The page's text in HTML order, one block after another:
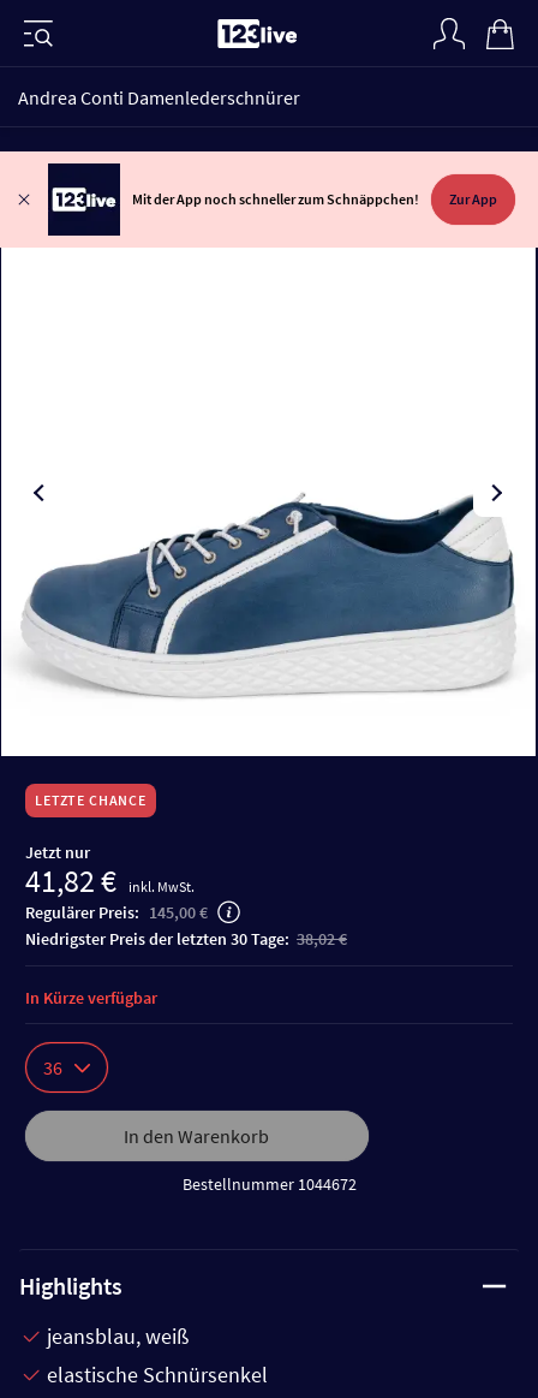
Andrea Conti Damenlederschnürer
Mit der App noch schneller zum Schnäppchen! Zur App
LETZTE CHANCE
Jetzt nur
41,82 € inkl. MwSt.
Regulärer Preis: 145,00 €
niedrigster Preis der letzten 30 Tage: 38,02 €
36
In den Warenkorb
Bestellnummer 1044672
In Kürze verfügbar
Highlights
jeansblau, weiß
elastische Schnürsenkel